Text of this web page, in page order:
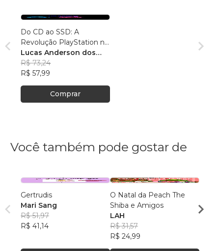
Do CD ao SSD: A
Revolução PlayStation na
Indústria dos Games
Lucas Anderson dos
Santos
R$ 73,24
R$ 57,99
Comprar
Você também pode gostar de
Gertrudis
Mari Sang
R$ 51,97
R$ 41,14
O Natal da Peach The
Shiba e Amigos
LAH
R$ 31,57
R$ 24,99
LUIS